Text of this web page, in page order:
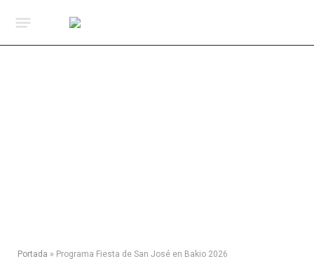
Portada » Programa Fiesta de San José en Bakio 2026